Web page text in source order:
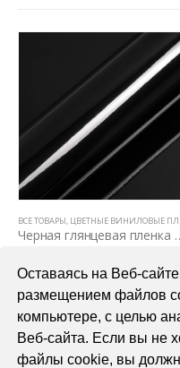
Оставаясь на Веб-
размещением файлов
компьютере, с целью
Веб-сайта. Если вы не
файлы cookie, вы
,ЦВЕТНЫЕ ВИНИЛОВЫЕ ПЛЕНКИ
ВСЕ ТОВАРЫ ЦВЕТНЫЕ ВИНИЛОВЫЕ ПЛЕНКИ
Черная
В КОРЗИНУ